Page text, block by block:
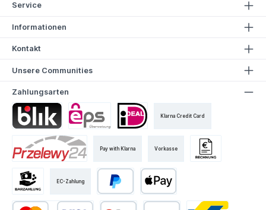
Service
Informationen
Kontakt
Unsere Communities
Zahlungsarten
Klarna Credit Card
Pay with Klarna Vorkasse
EC-Zahlung